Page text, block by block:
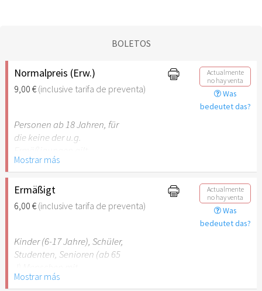
BOLETOS
Normalpreis (Erw.)
9,00 €(inclusive tarifa de preventa)
Actualmente
no hay venta
Was
bedeutet das?
Personen ab 18 Jahren, für
die keine der u.g.
Mostrar más
Ermäßigt
6,00 €(inclusive tarifa de preventa)
Actualmente
no hay venta
Was
bedeutet das?
Kinder (6-17 Jahre), Schüler,
Studenten, Senioren (ab 65
Behinderung (ab 50%),
Mostrar más